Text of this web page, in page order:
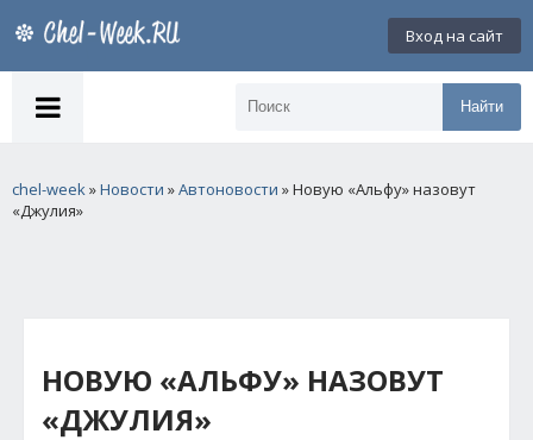
Вход на сайт
Найти
chel-week»Новости »Автоновости » Новую «Альфу» назовут
«Джулия»
НОВУЮ «АЛЬФУ» НАЗОВУТ
«ДЖУЛИЯ»